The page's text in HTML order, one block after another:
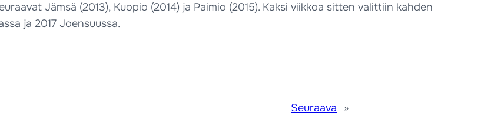
Jämsä (2013), Kuopio (2014) ja Paimio (2015). Kaksi viikkoa sitten valittiin kahden
ja 2017 Joensuussa.
Seuraava »